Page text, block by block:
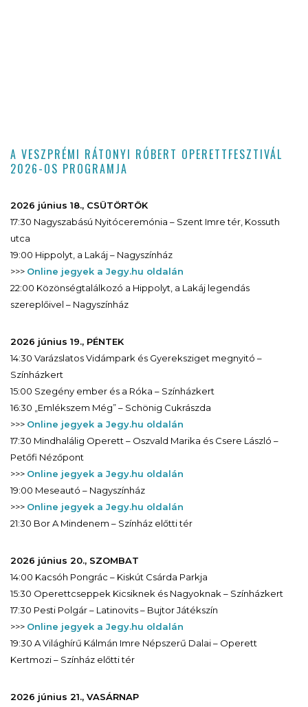
A VESZPRÉMI RÁTONYI RÓBERT OPERETTFESZTIVÁL
2026-OS PROGRAMJA
2026 június 18., CSÜTÖRTÖK
17:30 Nagyszabású Nyitóceremónia – Szent Imre tér, Kossuth
utca
19:00 Hippolyt, a Lakáj – Nagyszínház
>>> Online jegyek a Jegy.hu oldalán
22:00 Közönségtalálkozó a Hippolyt, a Lakáj legendás
szereplőivel – Nagyszínház
2026 június 19., PÉNTEK
14:30 Varázslatos Vidámpark és Gyereksziget megnyitó –
Színházkert
15:00 Szegény ember és a Róka – Színházkert
16:30 „Emlékszem Még” – Schönig Cukrászda
>>> Online jegyek a Jegy.hu oldalán
17:30 Mindhalálig Operett – Oszvald Marika és Csere László –
Petőfi Nézőpont
>>> Online jegyek a Jegy.hu oldalán
19:00 Meseautó – Nagyszínház
>>> Online jegyek a Jegy.hu oldalán
21:30 Bor A Mindenem – Színház előtti tér
2026 június 20., SZOMBAT
14:00 Kacsóh Pongrác – Kiskút Csárda Parkja
15:30 Operettcseppek Kicsiknek és Nagyoknak – Színházkert
17:30 Pesti Polgár – Latinovits – Bujtor Játékszín
>>> Online jegyek a Jegy.hu oldalán
19:30 A Világhírű Kálmán Imre Népszerű Dalai – Operett
Kertmozi – Színház előtti tér
2026 június 21., VASÁRNAP